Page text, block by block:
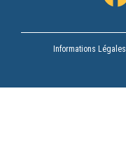
Informations Légales